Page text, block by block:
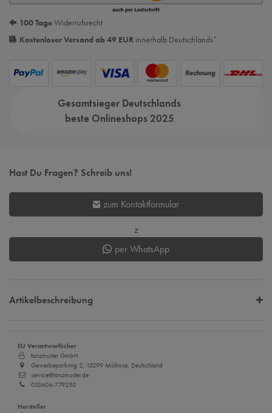
100 TageWiderrufsrecht
Kostenloser Versand ab 49 EUR innerhalb Deutschlands*
Gesamtsieger Deutschlands
beste Onlineshops 2025
Hast Du Fragen? Schreib uns!
zum Kontaktformular
z
per WhatsApp
Artikelbeschreibung
EU Verantwortlicher
tanzmuster GmbH
Gewerbeparkring 2, 15299 Müllrose, Deutschland
service@tanzmuster.de
033606-779250
Hersteller